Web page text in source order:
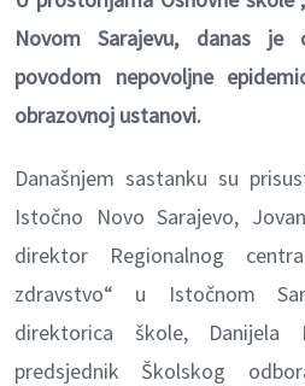
Novom Sarajevu, danas je
povodom nepovoljne
obrazovnoj ustanovi.
Današnjem sastanku su
Istočno Novo Sarajevo,
direktor Regionalnog
zdravstvo“ u Istočnom
direktorica škole, Danijela
predsjednik Školskog